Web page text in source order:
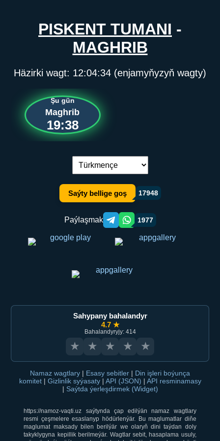
PISKENT TUMANI -
MAGHRIB
Häzirki wagt: 12:04:34 (enjamyňyzyň wagty)
Şu gün
Maghrib
19:38
Dil çalşyryş:
Saýty bellige goş 17948
Paýlaşmak Telegram orqali ulashish
WhatsApp orqali ulashish
1977
Sahypany bahalandyr
4.7 ★
Bahalandyryjy: 414
★ ★ ★ ★ ★
Namaz wagtlary | Esasy sebitler | Din işleri boýunça
komitet | Gizlinlik syýasaty | API (JSON) | API resminamasy
| Saýtda ýerleşdirmek (Widget)
https://namoz-vaqti.uz saýtynda çap edilýän namaz wagtlary
resmi çeşmelere esaslanyp hödürlenýär. Bu maglumatlar diňe
maglumat maksady bilen berilýär we olaryň dini taýdan doly
takyklygyna kepillik berilmeýär. Wagtlar sebit, hasaplama usuly,